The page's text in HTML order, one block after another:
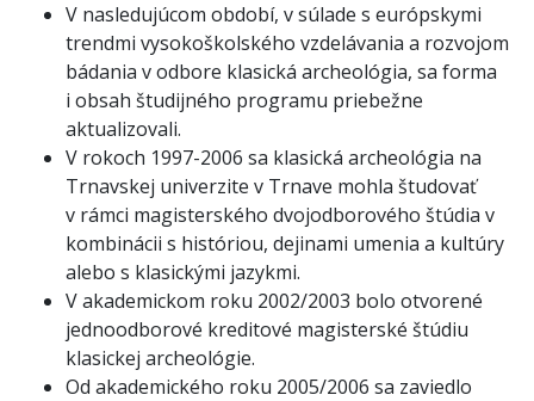
V nasledujúcom období, v súlade s európskymi
trendmi vysokoškolského vzdelávania a rozvojom
bádania v odbore klasická archeológia, sa forma
i obsah študijného programu priebežne
aktualizovali.
V rokoch 1997-2006 sa klasická archeológia na
Trnavskej univerzite v Trnave mohla študovať
v rámci magisterského dvojodborového štúdia v
kombinácii s históriou, dejinami umenia a kultúry
alebo s klasickými jazykmi.
V akademickom roku 2002/2003 bolo otvorené
jednoodborové kreditové magisterské štúdiu
klasickej archeológie.
Od akademického roku 2005/2006 sa zaviedlo